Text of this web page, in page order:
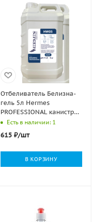
Отбеливатель Белизна-
гель 5л Hermes
PROFESSIONAL канистра
1/4Есть в наличии: 1
615₽/шт
В КОРЗИНУ